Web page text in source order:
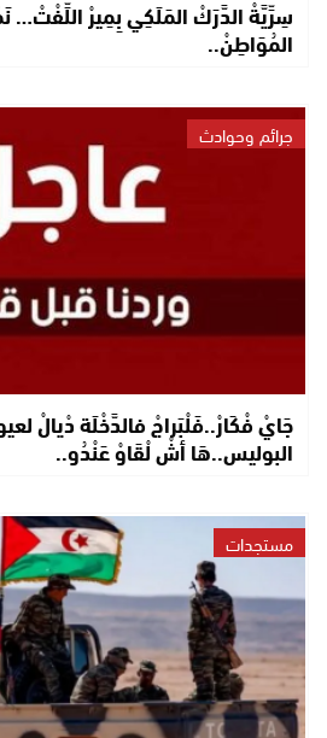
سِرِّيَّةْ الدَّرَكْ المَلَكِي بِمِيرْ اللِّفْتْ…
المُوَاطِنْ..
جرائم وحوادث
جَايْ فْكَارْ..فَلْبَراجْ فالدَّخْلَة دْيالْ
البوليس..هَا أشْ لْقَاوْ عَنْدُو..
مستجدات